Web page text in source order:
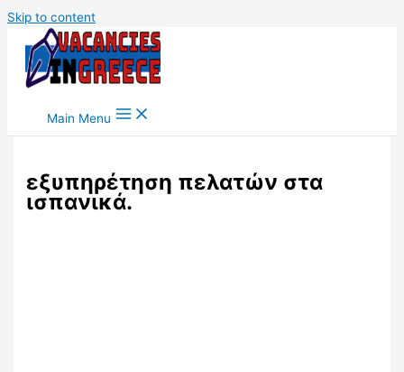
Skip to content
Main Menu
εξυπηρέτηση πελατών στα
ισπανικά.